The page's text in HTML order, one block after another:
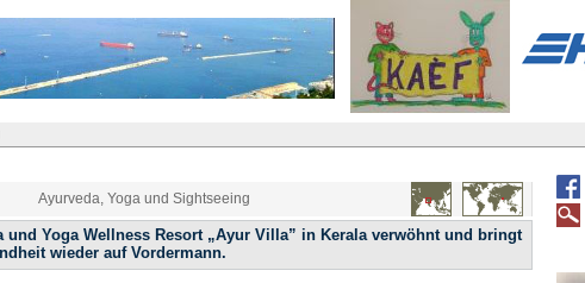
Ayurveda, Yoga und Sightseeing
und Yoga Wellness Resort „Ayur Villa” in Kerala verwöhnt und bringt
wieder auf Vordermann.